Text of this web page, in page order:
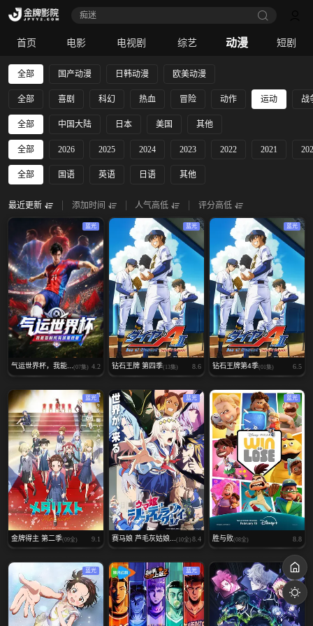
痴迷
首页 电影 电视剧 综艺 动漫 短剧
全部 国产动漫 日韩动漫 欧美动漫
全部 喜剧 科幻 热血 冒险 动作 运动 战
全部 中国大陆 日本 美国 其他
全部 2026 2025 2024 2023 2022 2021
全部 国语 英语 日语 其他
最近更新 添加时间 人气高低 评分高低
蓝光
气运世界杯，我能...(07集) 4.2
蓝光
钻石王牌 第四季(13集) 8.6
蓝光
钻石王牌第4季(01集) 6.5
蓝光
金牌得主 第二季(09全) 9.1
蓝光
赛马娘 芦毛灰姑娘... (10全)8.4
蓝光
胜与败(08全) 8.8
蓝光 蓝光 蓝光